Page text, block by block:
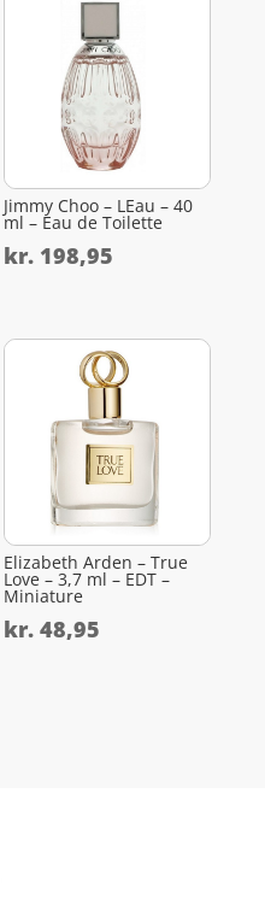
Jimmy Choo – LEau – 40
ml – Eau de Toilette
kr. 198,95
Elizabeth Arden – True
Love – 3,7 ml – EDT –
Miniature
kr. 48,95